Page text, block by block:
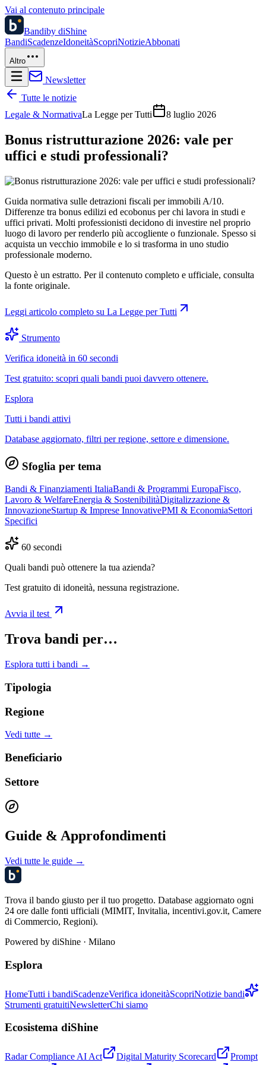
Vai al contenuto principale
Bandiby diShine
BandiScadenzeIdoneitàScopriNotizieAbbonati
Altro
Newsletter
Tutte le notizie
Legale & NormativaLa Legge per Tutti 8 luglio 2026
Bonus ristrutturazione 2026: vale per
uffici e studi professionali?
Guida normativa sulle detrazioni fiscali per immobili A/10.
Differenze tra bonus edilizi ed ecobonus per chi lavora in studi e
uffici privati. Molti professionisti decidono di investire nel proprio
luogo di lavoro per renderlo più accogliente o funzionale. Spesso si
acquista un vecchio immobile e lo si trasforma in uno studio
professionale moderno.
Questo è un estratto. Per il contenuto completo e ufficiale, consulta
la fonte originale.
Leggi articolo completo su La Legge per Tutti
Strumento
Verifica idoneità in 60 secondi
Test gratuito: scopri quali bandi puoi davvero ottenere.
Esplora
Tutti i bandi attivi
Database aggiornato, filtri per regione, settore e dimensione.
Sfoglia per tema
Bandi & Finanziamenti ItaliaBandi & Programmi EuropaFisco,
Lavoro & WelfareEnergia & SostenibilitàDigitalizzazione &
InnovazioneStartup & Imprese InnovativePMI & EconomiaSettori
Specifici
60 secondi
Quali bandi può ottenere la tua azienda?
Test gratuito di idoneità, nessuna registrazione.
Avvia il test
Trova bandi per…
Esplora tutti i bandi →
Tipologia
Regione
Vedi tutte →
Beneficiario
Settore
Guide & Approfondimenti
Vedi tutte le guide →
Trova il bando giusto per il tuo progetto. Database aggiornato ogni
24 ore dalle fonti ufficiali (MIMIT, Invitalia, incentivi.gov.it, Camere
di Commercio, Regioni).
Powered by diShine · Milano
Esplora
HomeTutti i bandiScadenzeVerifica idoneitàScopriNotizie bandi
Strumenti gratuitiNewsletterChi siamo
Ecosistema diShine
Radar Compliance AI Act Digital Maturity Scorecard Prompt